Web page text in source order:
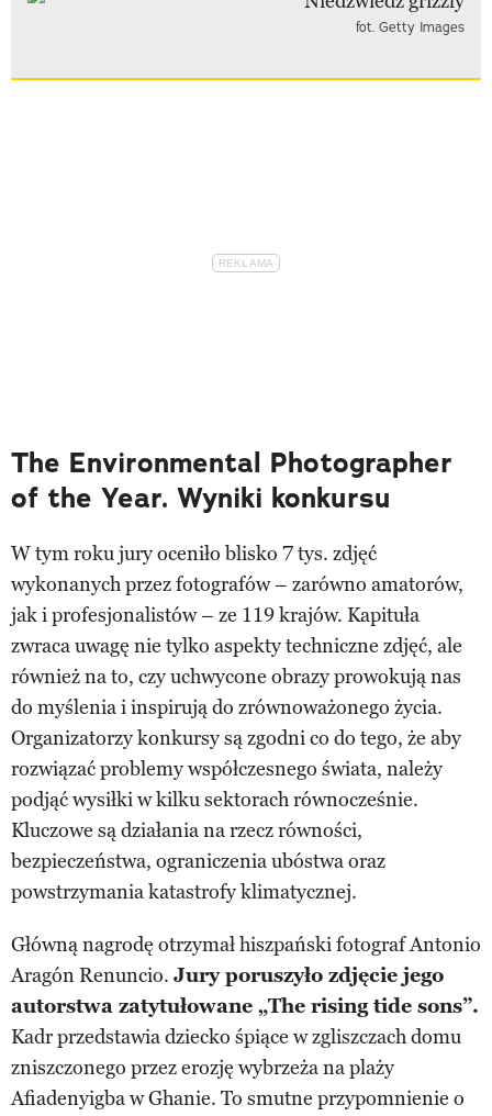
fot. Getty Images
The Environmental Photographer
of the Year. Wyniki konkursu
W tym roku jury oceniło blisko 7 tys. zdjęć
wykonanych przez fotografów – zarówno amatorów,
jak i profesjonalistów – ze 119 krajów. Kapituła
zwraca uwagę nie tylko aspekty techniczne zdjęć, ale
również na to, czy uchwycone obrazy prowokują nas
do myślenia i inspirują do zrównoważonego życia.
Organizatorzy konkursy są zgodni co do tego, że aby
rozwiązać problemy współczesnego świata, należy
podjąć wysiłki w kilku sektorach równocześnie.
Kluczowe są działania na rzecz równości,
bezpieczeństwa, ograniczenia ubóstwa oraz
powstrzymania katastrofy klimatycznej.
Główną nagrodę otrzymał hiszpański fotograf Antonio
Aragón Renuncio. Jury poruszyło zdjęcie jego
autorstwa zatytułowane „The rising tide sons”.
Kadr przedstawia dziecko śpiące w zgliszczach domu
zniszczonego przez erozję wybrzeża na plaży
Afiadenyigba w Ghanie. To smutne przypomnienie o